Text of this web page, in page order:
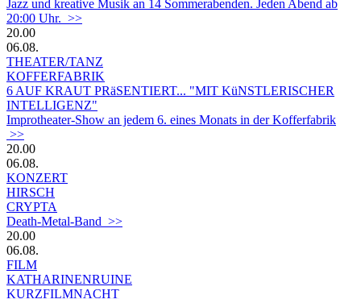
Jazz und kreative Musik an 14 Sommerabenden. Jeden Abend ab
20:00 Uhr. >>
20.00
06.08.
THEATER/TANZ
KOFFERFABRIK
6 AUF KRAUT PRäSENTIERT... "MIT KüNSTLERISCHER
INTELLIGENZ"
Improtheater-Show an jedem 6. eines Monats in der Kofferfabrik
>>
20.00
06.08.
KONZERT
HIRSCH
CRYPTA
Death-Metal-Band >>
20.00
06.08.
FILM
KATHARINENRUINE
KURZFILMNACHT